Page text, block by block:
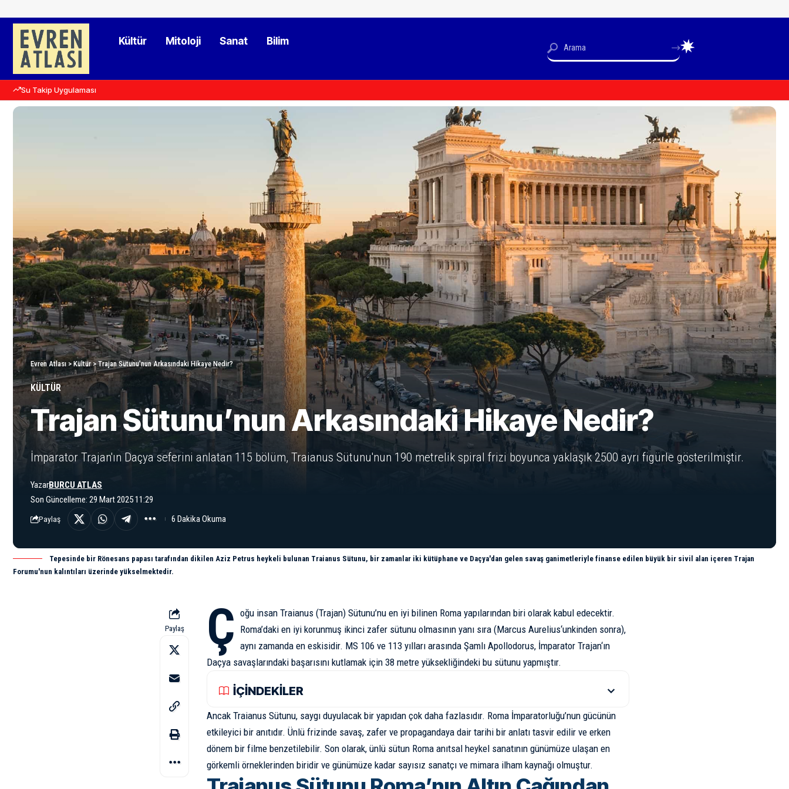
Kültür Mitoloji Sanat Bilim
Su Takip Uygulaması
Evren Atlası > Kültür>Trajan Sütunu’nun Arkasındaki Hikaye Nedir?
KÜLTÜR
Trajan Sütunu’nun Arkasındaki Hikaye Nedir?
İmparator Trajan'ın Daçya seferini anlatan 115 bölüm, Traianus Sütunu'nun 190 metrelik spiral frizi boyunca yaklaşık 2500 ayrı figürle gösterilmiştir.
Son Güncelleme: 29 Mart 2025 11:29
YazarBURCU ATLAS
Paylaş 6 Dakika Okuma
Tepesinde bir Rönesans papası tarafından dikilen Aziz Petrus heykeli bulunan Traianus Sütunu, bir zamanlar iki kütüphane ve Daçya'dan gelen savaş ganimetleriyle finanse edilen büyük bir sivil alan içeren Trajan
Forumu'nun kalıntıları üzerinde yükselmektedir.
Paylaş Ç oğu insan Traianus (Trajan) Sütunu’nu en iyi bilinen Roma yapılarından biri olarak kabul edecektir.
Roma’daki en iyi korunmuş ikinci zafer sütunu olmasının yanı sıra (Marcus Aurelius‘unkinden sonra),
aynı zamanda en eskisidir. MS 106 ve 113 yılları arasında Şamlı Apollodorus, İmparator Trajan‘ın
Daçya savaşlarındaki başarısını kutlamak için 38 metre yüksekliğindeki bu sütunu yapmıştır.
İÇİNDEKİLER
Ancak Traianus Sütunu, saygı duyulacak bir yapıdan çok daha fazlasıdır. Roma İmparatorluğu’nun gücünün
etkileyici bir anıtıdır. Ünlü frizinde savaş, zafer ve propagandaya dair tarihi bir anlatı tasvir edilir ve erken
dönem bir filme benzetilebilir. Son olarak, ünlü sütun Roma anıtsal heykel sanatının günümüze ulaşan en
görkemli örneklerinden biridir ve günümüze kadar sayısız sanatçı ve mimara ilham kaynağı olmuştur.